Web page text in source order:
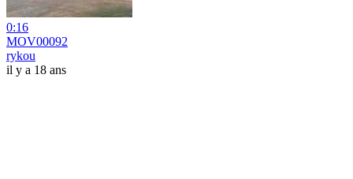
0:16
MOV00092
rykou
il y a 18 ans